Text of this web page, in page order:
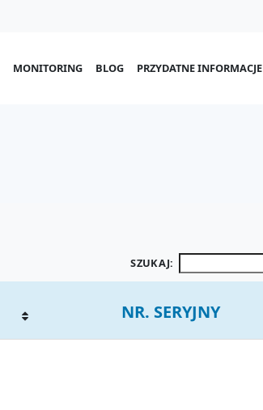
MONITORING BLOG PRZYDATNE INFORMACJE
SZUKAJ:
NR. SERYJNY